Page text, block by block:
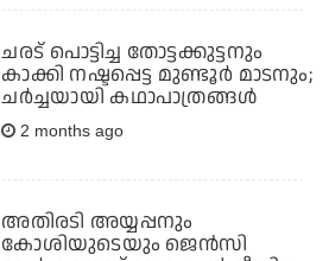
ചരട് പൊട്ടിച്ച തോട്ടക്കുട്ടനും
കാക്കി നഷ്ടപ്പെട്ട മുണ്ടൂര്‍ മാടനും;
ചര്‍ച്ചയായി കഥാപാത്രങ്ങള്‍
2 months ago
അതിരടി അയ്യപ്പനും
കോശിയുടെയും ജെന്‍സി